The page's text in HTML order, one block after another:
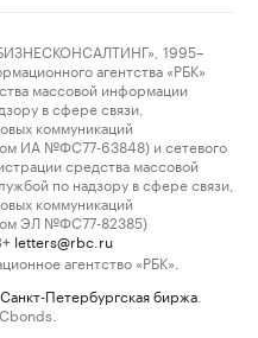
1995–
агентства «РБК»
массовой информации
в сфере связи,
коммуникаций
ИА №ФС77-63848) и сетевого
средства массовой
по надзору в сфере связи,
коммуникаций
ЭЛ №ФС77-82385)
letters@rbc.ru
агентство «РБК».
Санкт-Петербургская биржа